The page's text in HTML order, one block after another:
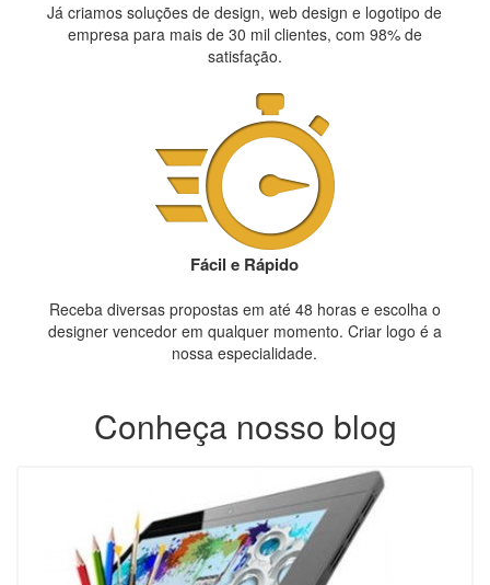
Já criamos soluções de design, web design e logotipo de
empresa para mais de 30 mil clientes, com 98% de
satisfação.
Fácil e Rápido
Receba diversas propostas em até 48 horas e escolha o
designer vencedor em qualquer momento. Criar logo é a
nossa especialidade.
Conheça nosso blog